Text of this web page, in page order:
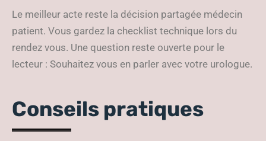
Le meilleur acte reste la décision partagée médecin
patient. Vous gardez la checklist technique lors du
rendez vous. Une question reste ouverte pour le
lecteur : Souhaitez vous en parler avec votre urologue.
Conseils pratiques